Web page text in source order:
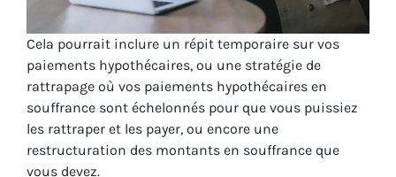
Cela pourrait inclure un répit temporaire sur vos
paiements hypothécaires, ou une stratégie de
rattrapage où vos paiements hypothécaires en
souffrance sont échelonnés pour que vous puissiez
les rattraper et les payer, ou encore une
restructuration des montants en souffrance que
vous devez.